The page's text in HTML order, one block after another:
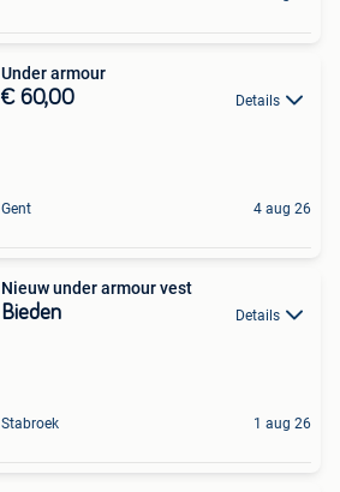
Under armour
€ 60,00 Details
Gent 4 aug 26
Nieuw under armour vest
Bieden Details
Stabroek 1 aug 26